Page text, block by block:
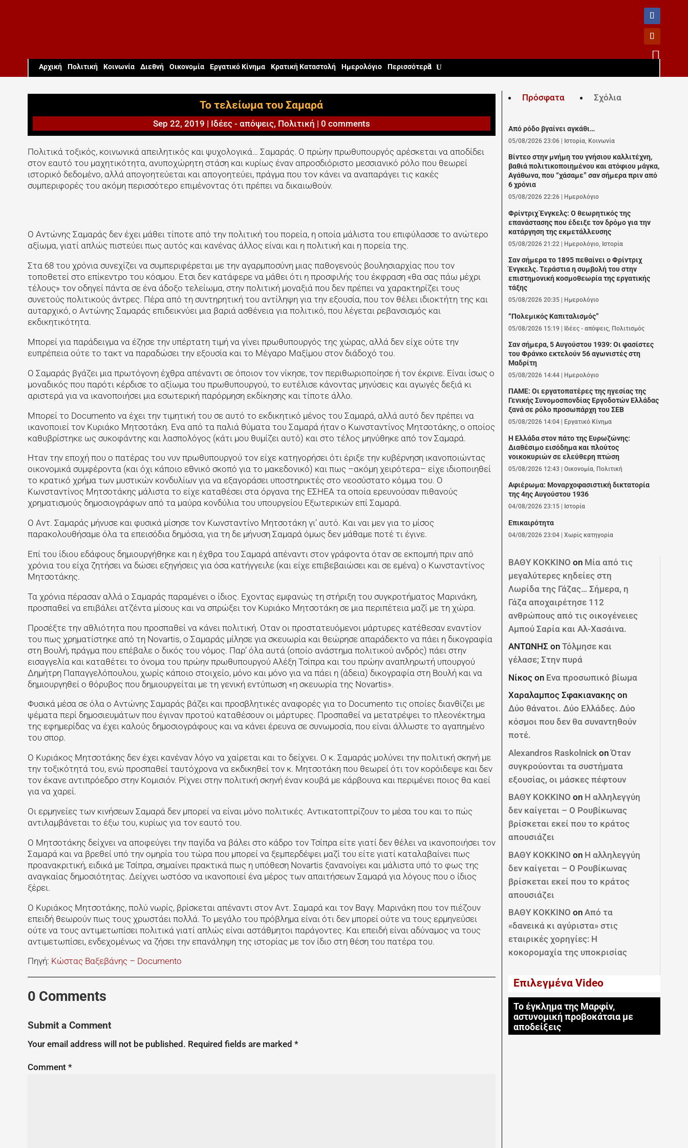

Aρχική Πολιτική Κοινωνία Διεθνή Οικονομία Εργατικό Κίνημα Κρατική Καταστολή Ημερολόγιο Περισσότερα
Το τελείωμα του Σαμαρά
Sep 22, 2019 | Ιδέες - απόψεις, Πολιτική | 0 comments
Πολιτικά τοξικός, κοινωνικά απειλητικός και ψυχολογικά… Σαμαράς. Ο πρώην πρωθυπουργός αρέσκεται να αποδίδει
στον εαυτό του μαχητικότητα, ανυποχώρητη στάση και κυρίως έναν απροσδιόριστο μεσσιανικό ρόλο που θεωρεί
ιστορικό δεδομένο, αλλά απογοητεύεται και απογοητεύει, πράγμα που τον κάνει να αναπαράγει τις κακές
συμπεριφορές του ακόμη περισσότερο επιμένοντας ότι πρέπει να δικαιωθούν.
Ο Αντώνης Σαμαράς δεν έχει μάθει τίποτε από την πολιτική του πορεία, η οποία μάλιστα του επιφύλασσε το ανώτερο
αξίωμα, γιατί απλώς πιστεύει πως αυτός και κανένας άλλος είναι και η πολιτική και η πορεία της.
Στα 68 του χρόνια συνεχίζει να συμπεριφέρεται με την αγαρμποσύνη μιας παθογενούς βουλησιαρχίας που τον
τοποθετεί στο επίκεντρο του κόσμου. Ετσι δεν κατάφερε να μάθει ότι η προσφιλής του έκφραση «θα σας πάω μέχρι
τέλους» τον οδηγεί πάντα σε ένα άδοξο τελείωμα, στην πολιτική μοναξιά που δεν πρέπει να χαρακτηρίζει τους
συνετούς πολιτικούς άντρες. Πέρα από τη συντηρητική του αντίληψη για την εξουσία, που τον θέλει ιδιοκτήτη της και
αυταρχικό, ο Αντώνης Σαμαράς επιδεικνύει μια βαριά ασθένεια για πολιτικό, που λέγεται ρεβανσισμός και
εκδικητικότητα.
Μπορεί για παράδειγμα να έζησε την υπέρτατη τιμή να γίνει πρωθυπουργός της χώρας, αλλά δεν είχε ούτε την
ευπρέπεια ούτε το τακτ να παραδώσει την εξουσία και το Μέγαρο Μαξίμου στον διάδοχό του.
Ο Σαμαράς βγάζει μια πρωτόγονη έχθρα απέναντι σε όποιον τον νίκησε, τον περιθωριοποίησε ή τον έκρινε. Είναι ίσως ο
μοναδικός που παρότι κέρδισε το αξίωμα του πρωθυπουργού, το ευτέλισε κάνοντας μηνύσεις και αγωγές δεξιά κι
αριστερά για να ικανοποιήσει μια εσωτερική παρόρμηση εκδίκησης και τίποτε άλλο.
Μπορεί το Documento να έχει την τιμητική του σε αυτό το εκδικητικό μένος του Σαμαρά, αλλά αυτό δεν πρέπει να
ικανοποιεί τον Κυριάκο Μητσοτάκη. Ενα από τα παλιά θύματα του Σαμαρά ήταν ο Κωνσταντίνος Μητσοτάκης, ο οποίος
καθυβρίστηκε ως συκοφάντης και λασπολόγος (κάτι μου θυμίζει αυτό) και στο τέλος μηνύθηκε από τον Σαμαρά.
Ηταν την εποχή που ο πατέρας του νυν πρωθυπουργού τον είχε κατηγορήσει ότι έριξε την κυβέρνηση ικανοποιώντας
οικονομικά συμφέροντα (και όχι κάποιο εθνικό σκοπό για το μακεδονικό) και πως –ακόμη χειρότερα– είχε ιδιοποιηθεί
το κρατικό χρήμα των μυστικών κονδυλίων για να εξαγοράσει υποστηρικτές στο νεοσύστατο κόμμα του. Ο
Κωνσταντίνος Μητσοτάκης μάλιστα το είχε καταθέσει στα όργανα της ΕΣΗΕΑ τα οποία ερευνούσαν πιθανούς
χρηματισμούς δημοσιογράφων από τα μαύρα κονδύλια του υπουργείου Εξωτερικών επί Σαμαρά.
Ο Αντ. Σαμαράς μήνυσε και φυσικά μίσησε τον Κωνσταντίνο Μητσοτάκη γι’ αυτό. Και ναι μεν για το μίσος
παρακολουθήσαμε όλα τα επεισόδια δημόσια, για τη δε μήνυση Σαμαρά όμως δεν μάθαμε ποτέ τι έγινε.
Επί του ίδιου εδάφους δημιουργήθηκε και η έχθρα του Σαμαρά απέναντι στον γράφοντα όταν σε εκπομπή πριν από
χρόνια του είχα ζητήσει να δώσει εξηγήσεις για όσα κατήγγειλε (και είχε επιβεβαιώσει και σε εμένα) ο Κωνσταντίνος
Μητσοτάκης.
Τα χρόνια πέρασαν αλλά ο Σαμαράς παραμένει ο ίδιος. Εχοντας εμφανώς τη στήριξη του συγκροτήματος Μαρινάκη,
προσπαθεί να επιβάλει ατζέντα μίσους και να σπρώξει τον Κυριάκο Μητσοτάκη σε μια περιπέτεια μαζί με τη χώρα.
Προσέξτε την αθλιότητα που προσπαθεί να κάνει πολιτική. Οταν οι προστατευόμενοι μάρτυρες κατέθεσαν εναντίον
του πως χρηματίστηκε από τη Novartis, ο Σαμαράς μίλησε για σκευωρία και θεώρησε απαράδεκτο να πάει η δικογραφία
στη Βουλή, πράγμα που επέβαλε ο δικός του νόμος. Παρ’ όλα αυτά (οποίο ανάστημα πολιτικού ανδρός) πάει στην
εισαγγελία και καταθέτει το όνομα του πρώην πρωθυπουργού Αλέξη Τσίπρα και του πρώην αναπληρωτή υπουργού
Δημήτρη Παπαγγελόπουλου, χωρίς κάποιο στοιχείο, μόνο και μόνο για να πάει η (άδεια) δικογραφία στη Βουλή και να
δημιουργηθεί ο θόρυβος που δημιουργείται με τη γενική εντύπωση «η σκευωρία της Novartis».
Φυσικά μέσα σε όλα ο Αντώνης Σαμαράς βάζει και προσβλητικές αναφορές για το Documento τις οποίες διανθίζει με
ψέματα περί δημοσιευμάτων που έγιναν προτού καταθέσουν οι μάρτυρες. Προσπαθεί να μετατρέψει το πλεονέκτημα
της εφημερίδας να έχει καλούς δημοσιογράφους και να κάνει έρευνα σε συνωμοσία, που είναι άλλωστε το αγαπημένο
του σπορ.
Ο Κυριάκος Μητσοτάκης δεν έχει κανέναν λόγο να χαίρεται και το δείχνει. Ο κ. Σαμαράς μολύνει την πολιτική σκηνή με
την τοξικότητά του, ενώ προσπαθεί ταυτόχρονα να εκδικηθεί τον κ. Μητσοτάκη που θεωρεί ότι τον κορόιδεψε και δεν
τον έκανε αντιπρόεδρο στην Κομισιόν. Ρίχνει στην πολιτική σκηνή έναν κουβά με κάρβουνα και περιμένει ποιος θα καεί
για να χαρεί.
Οι ερμηνείες των κινήσεων Σαμαρά δεν μπορεί να είναι μόνο πολιτικές. Αντικατοπτρίζουν το μέσα του και το πώς
αντιλαμβάνεται το έξω του, κυρίως για τον εαυτό του.
Ο Μητσοτάκης δείχνει να αποφεύγει την παγίδα να βάλει στο κάδρο τον Τσίπρα είτε γιατί δεν θέλει να ικανοποιήσει τον
Σαμαρά και να βρεθεί υπό την ομηρία του τώρα που μπορεί να ξεμπερδέψει μαζί του είτε γιατί καταλαβαίνει πως
προανακριτική, ειδικά με Τσίπρα, σημαίνει πρακτικά πως η υπόθεση Novartis ξανανοίγει και μάλιστα υπό το φως της
αναγκαίας δημοσιότητας. Δείχνει ωστόσο να ικανοποιεί ένα μέρος των απαιτήσεων Σαμαρά για λόγους που ο ίδιος
ξέρει.
Ο Κυριάκος Μητσοτάκης, πολύ νωρίς, βρίσκεται απέναντι στον Αντ. Σαμαρά και τον Βαγγ. Μαρινάκη που τον πιέζουν
επειδή θεωρούν πως τους χρωστάει πολλά. Το μεγάλο του πρόβλημα είναι ότι δεν μπορεί ούτε να τους ερμηνεύσει
ούτε να τους αντιμετωπίσει πολιτικά γιατί απλώς είναι αστάθμητοι παράγοντες. Και επειδή είναι αδύναμος να τους
αντιμετωπίσει, ενδεχομένως να ζήσει την επανάληψη της ιστορίας με τον ίδιο στη θέση του πατέρα του.
Πηγή: Κώστας Βαξεβάνης – Documento
0 Comments
Submit a Comment
Your email address will not be published. Required fields are marked *
Comment *
Πρόσφατα Σχόλια
Από ρόδο βγαίνει αγκάθι…
05/08/2026 23:06 | Ιστορία, Κοινωνία
Βίντεο στην μνήμη του γνήσιου καλλιτέχνη,
βαθιά πολιτικοποιημένου και ατόφιου μάγκα,
Αγάθωνα, που “χάσαμε” σαν σήμερα πριν από
6 χρόνια
05/08/2026 22:26 Ημερολόγιο
Φρίντριχ Ένγκελς: Ο θεωρητικός της
επανάστασης που έδειξε τον δρόμο για την
κατάργηση της εκμετάλλευσης
05/08/2026 21:22 | Ημερολόγιο Ιστορία
Σαν σήμερα το 1895 πεθαίνει ο Φρίντριχ
Ένγκελς. Τεράστια η συμβολή του στην
επιστημονική κοσμοθεωρία της εργατικής
τάξης
05/08/2026 20:35 Ημερολόγιο
“Πολεμικός Καπιταλισμός”
05/08/2026 15:19 | Ιδέες - απόψεις Πολιτισμός
Σαν σήμερα, 5 Αυγούστου 1939: Οι φασίστες
του Φράνκο εκτελούν 56 αγωνιστές στη
Μαδρίτη
05/08/2026 14:44 Ημερολόγιο
ΠΑΜΕ: Οι εργατοπατέρες της ηγεσίας της
Γενικής Συνομοσπονδίας Εργοδοτών Ελλάδας
ξανά σε ρόλο προσωπάρχη του ΣΕΒ
05/08/2026 14:04 Εργατικό Κίνημα
Η Ελλάδα στον πάτο της Ευρωζώνης:
Διαθέσιμο εισόδημα και πλούτος
νοικοκυριών σε ελεύθερη πτώση
05/08/2026 12:43 |Οικονομία Πολιτική
Αφιέρωμα: Mοναρχοφασιστική δικτατορία
της 4ης Αυγούστου 1936
04/08/2026 23:15 Ιστορία
Επικαιρότητα
04/08/2026 23:04 |Χωρίς κατηγορία
ΒΑΘΥ ΚΟΚΚΙΝΟ on Μία από τις
μεγαλύτερες κηδείες στη
Λωρίδα της Γάζας… Σήμερα, η
Γάζα αποχαιρέτησε 112
ανθρώπους από τις οικογένειες
Αμπού Σαρία και Αλ-Χασάινα.
ΑΝΤΩΝΗΣ onΤόλμησε και
γέλασε; Στην πυρά
Νίκος on Ενα προσωπικό βίωμα
Χαραλαμπος Σφακιανακης on
Δύο θάνατοι. Δύο Ελλάδες. Δύο
κόσμοι που δεν θα συναντηθούν
ποτέ.
Alexandros Raskolnick onΌταν
συγκρούονται τα συστήματα
εξουσίας, οι μάσκες πέφτουν
ΒΑΘΥ ΚΟΚΚΙΝΟ on Η αλληλεγγύη
δεν καίγεται – Ο Ρουβίκωνας
βρίσκεται εκεί που το κράτος
απουσιάζει
ΒΑΘΥ ΚΟΚΚΙΝΟ on Η αλληλεγγύη
δεν καίγεται – Ο Ρουβίκωνας
βρίσκεται εκεί που το κράτος
απουσιάζει
ΒΑΘΥ ΚΟΚΚΙΝΟ onΑπό τα
«δανεικά κι αγύριστα» στις
εταιρικές χορηγίες: Η
κοκορομαχία της υποκρισίας
Επιλεγμένα Video
Το έγκλημα της Μαρφίν,
αστυνομική προβοκάτσια με
αποδείξεις